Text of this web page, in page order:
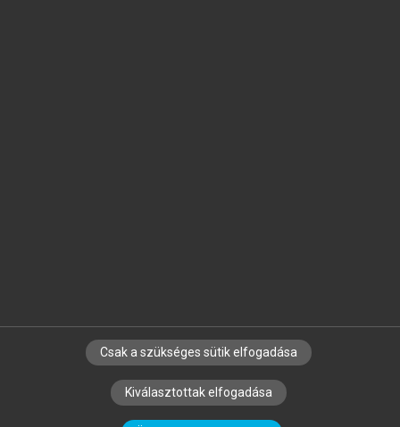
SZERZŐKNEK CÉGEKNEK KÖNYVTÁROSOKNAK
SZERKESZTÉSI ÉS LEKTORÁLÁSI ALAPELVEK
Csak a szükséges sütik elfogadása
Kiválasztottak elfogadása